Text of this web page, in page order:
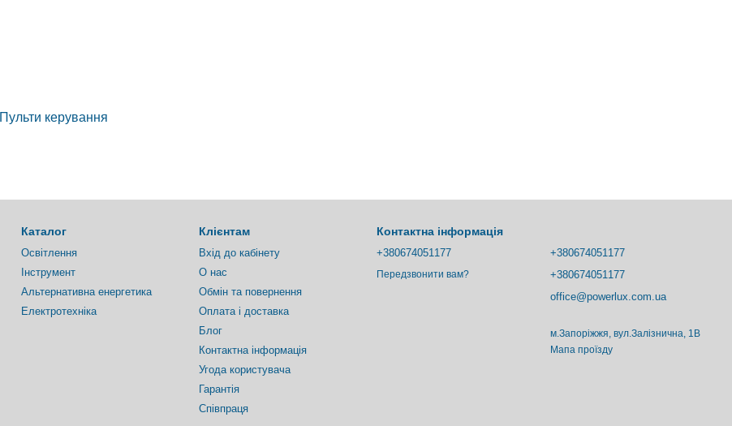
Пульти керування
Каталог
Освітлення
Інструмент
Альтернативна енергетика
Електротехніка
Клієнтам
Вхід до кабінету
О нас
Обмін та повернення
Оплата і доставка
Блог
Контактна інформація
Угода користувача
Гарантія
Співпраця
Контактна інформація
+380674051177
Передзвонити вам?
+380674051177
+380674051177
office@powerlux.com.ua
м.Запоріжжя, вул.Залізнична, 1В
Мапа проїзду